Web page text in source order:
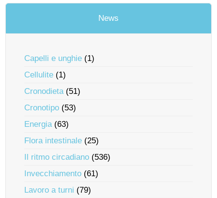
News
Capelli e unghie (1)
Cellulite (1)
Cronodieta(51)
Cronotipo (53)
Energia(63)
Flora intestinale (25)
Il ritmo circadiano (536)
Invecchiamento (61)
Lavoro a turni (79)